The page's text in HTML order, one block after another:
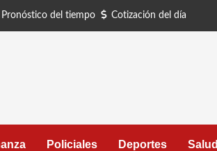
Pronóstico del tiempo Cotización del día
Policiales Deportes Salud